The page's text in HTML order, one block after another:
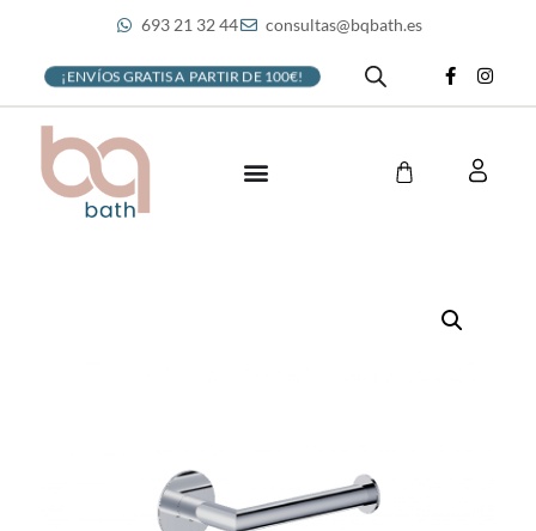
693 21 32 44 consultas@bqbath.es
¡ENVÍOS GRATIS A PARTIR DE 100€!